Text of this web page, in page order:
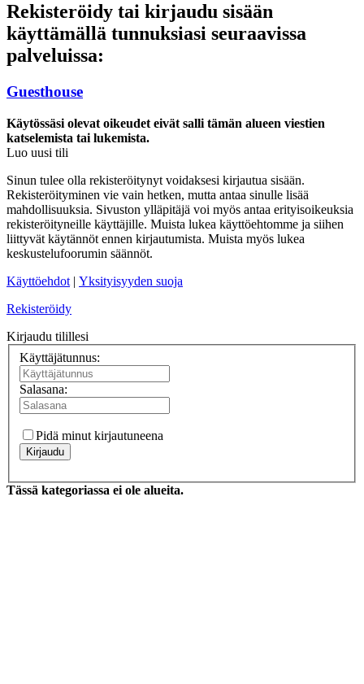
Rekisteröidy tai kirjaudu sisään
käyttämällä tunnuksiasi seuraavissa
palveluissa:
Guesthouse
Käytössäsi olevat oikeudet eivät salli tämän alueen viestien
katselemista tai lukemista.
Luo uusi tili
Sinun tulee olla rekisteröitynyt voidaksesi kirjautua sisään.
Rekisteröityminen vie vain hetken, mutta antaa sinulle lisää
mahdollisuuksia. Sivuston ylläpitäjä voi myös antaa erityisoikeuksia
rekisteröityneille käyttäjille. Muista lukea käyttöehtomme ja siihen
liittyvät käytännöt ennen kirjautumista. Muista myös lukea
keskustelufoorumin säännöt.
Käyttöehdot | Yksityisyyden suoja
Rekisteröidy
Kirjaudu tilillesi
Käyttäjätunnus:
Salasana:
Pidä minut kirjautuneena
Kirjaudu
Tässä kategoriassa ei ole alueita.